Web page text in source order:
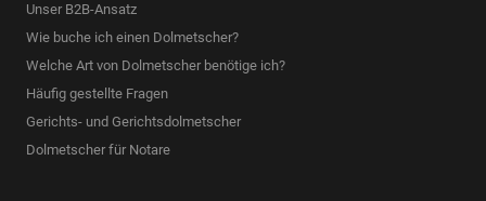
Unser B2B-Ansatz
Wie buche ich einen Dolmetscher?
Welche Art von Dolmetscher benötige ich?
Häufig gestellte Fragen
Gerichts- und Gerichtsdolmetscher
Dolmetscher für Notare